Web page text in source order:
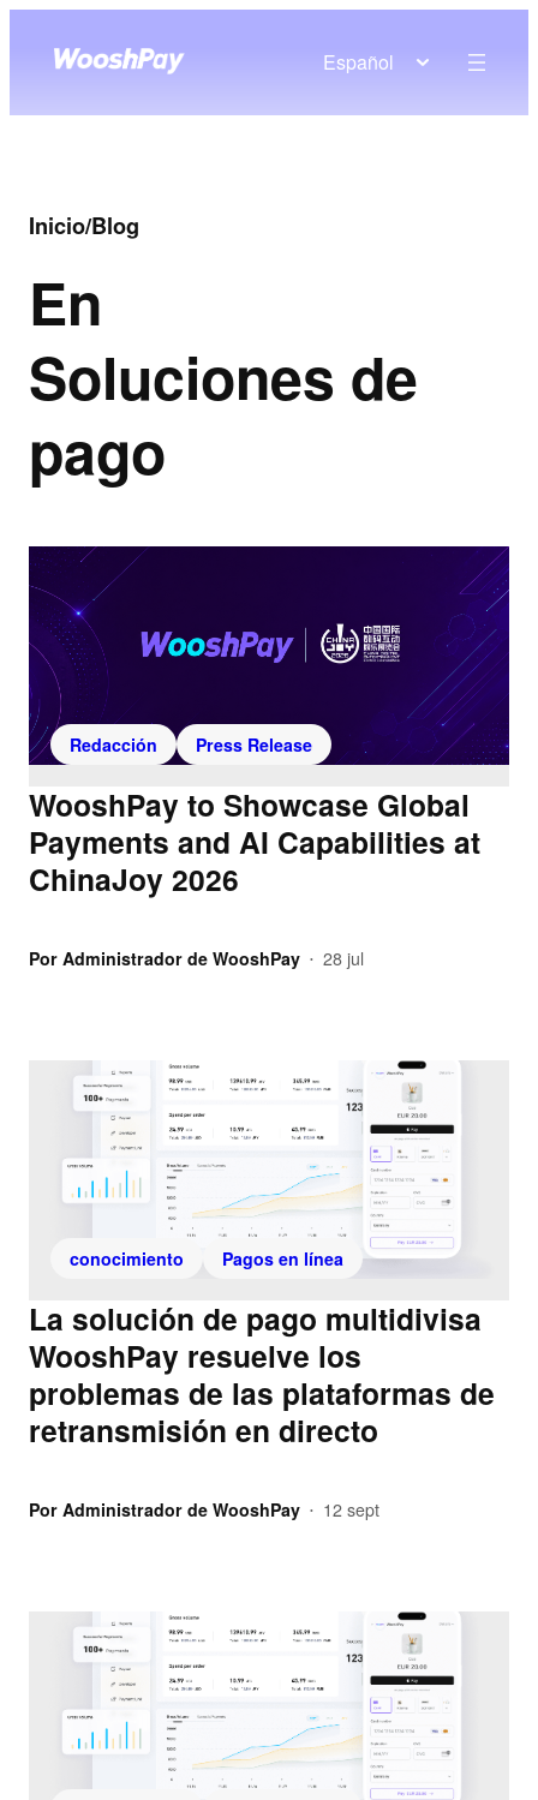
Español
Inicio/Blog
En
Soluciones de
pago
Redacción Press Release
WooshPay to Showcase Global
Payments and AI Capabilities at
ChinaJoy 2026
Por Administrador de WooshPay • 28 jul
conocimiento Pagos en línea
La solución de pago multidivisa
WooshPay resuelve los
problemas de las plataformas de
retransmisión en directo
Por Administrador de WooshPay • 12 sept